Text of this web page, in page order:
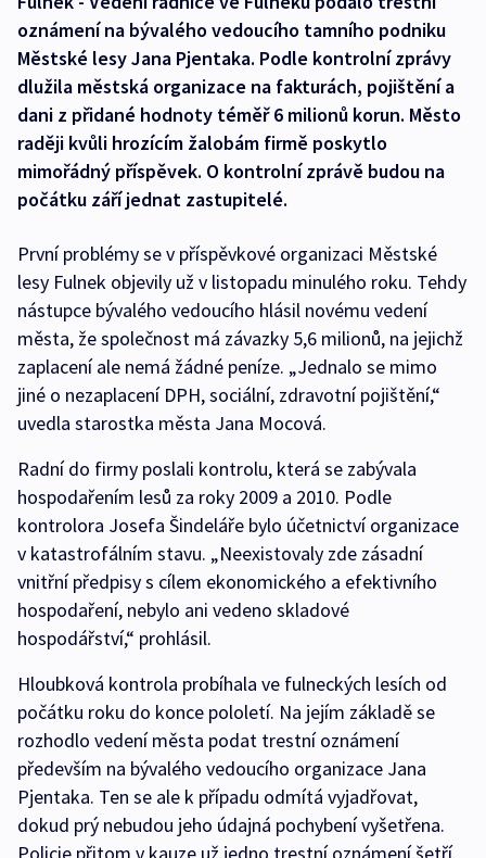
oznámení na bývalého vedoucího tamního podniku
Městské lesy Jana Pjentaka. Podle kontrolní zprávy
dlužila městská organizace na fakturách, pojištění a
dani z přidané hodnoty téměř 6 milionů korun. Město
raději kvůli hrozícím žalobám firmě poskytlo
mimořádný příspěvek. O kontrolní zprávě budou na
počátku září jednat zastupitelé.
První problémy se v příspěvkové organizaci Městské
lesy Fulnek objevily už v listopadu minulého roku. Tehdy
nástupce bývalého vedoucího hlásil novému vedení
města, že společnost má závazky 5,6 milionů, na jejichž
zaplacení ale nemá žádné peníze. „Jednalo se mimo
jiné o nezaplacení DPH, sociální, zdravotní pojištění,“
uvedla starostka města Jana Mocová.
Radní do firmy poslali kontrolu, která se zabývala
hospodařením lesů za roky 2009 a 2010. Podle
kontrolora Josefa Šindeláře bylo účetnictví organizace
v katastrofálním stavu. „Neexistovaly zde zásadní
vnitřní předpisy s cílem ekonomického a efektivního
hospodaření, nebylo ani vedeno skladové
hospodářství,“ prohlásil.
Hloubková kontrola probíhala ve fulneckých lesích od
počátku roku do konce pololetí. Na jejím základě se
rozhodlo vedení města podat trestní oznámení
především na bývalého vedoucího organizace Jana
Pjentaka. Ten se ale k případu odmítá vyjadřovat,
dokud prý nebudou jeho údajná pochybení vyšetřena.